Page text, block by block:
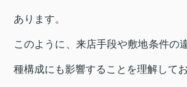
あります。
このように、来店手段や敷地条件の
種構成にも影響することを理解して